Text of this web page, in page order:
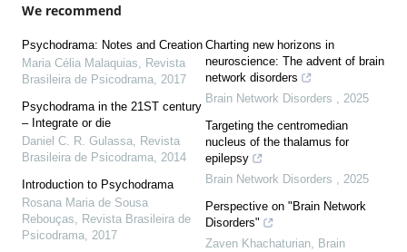
We recommend
Psychodrama: Notes and Creation
Maria Célia Malaquias, Revista
Brasileira de Psicodrama, 2017
Psychodrama in the 21ST century
– Integrate or die
Daniel C. R. Gulassa, Revista
Brasileira de Psicodrama, 2014
Introduction to Psychodrama
Rosana Maria de Sousa
Rebouças, Revista Brasileira de
Psicodrama, 2017
Charting new horizons in
neuroscience: The advent of brain
network disorders
Brain Network Disorders , 2025
Targeting the centromedian
nucleus of the thalamus for
epilepsy
Brain Network Disorders , 2025
Perspective on "Brain Network
Disorders"
Zaven Khachaturian, Brain